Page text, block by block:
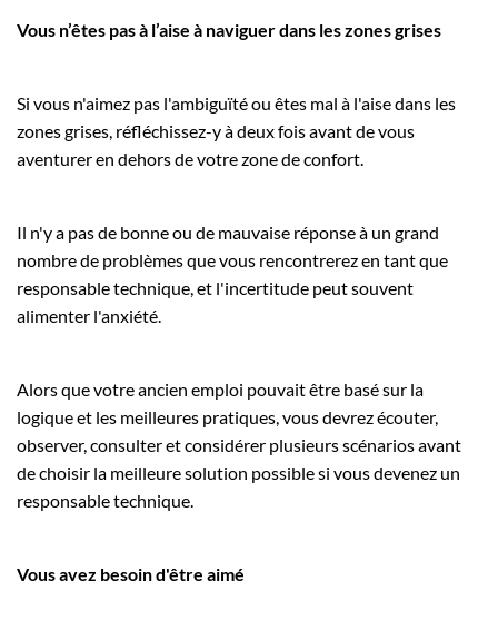
Vous n’êtes pas à l’aise à naviguer dans les zones grises
Si vous n'aimez pas l'ambiguïté ou êtes mal à l'aise dans les
zones grises, réfléchissez-y à deux fois avant de vous
aventurer en dehors de votre zone de confort.
Il n'y a pas de bonne ou de mauvaise réponse à un grand
nombre de problèmes que vous rencontrerez en tant que
responsable technique, et l'incertitude peut souvent
alimenter l'anxiété.
Alors que votre ancien emploi pouvait être basé sur la
logique et les meilleures pratiques, vous devrez écouter,
observer, consulter et considérer plusieurs scénarios avant
de choisir la meilleure solution possible si vous devenez un
responsable technique.
Vous avez besoin d'être aimé